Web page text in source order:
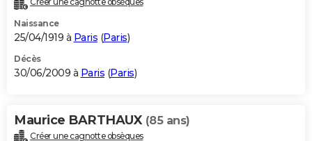
Naissance
25/04/1919 à Paris (Paris)
Décès
30/06/2009 à Paris (Paris)
Maurice BARTHAUX (85 ans)
Créer une cagnotte obsèques